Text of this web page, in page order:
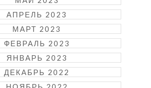
АПРЕЛЬ 2023
МАРТ 2023
ФЕВРАЛЬ 2023
ЯНВАРЬ 2023
ДЕКАБРЬ 2022